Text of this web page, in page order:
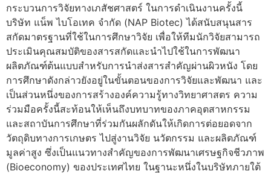
กระบวนการวิจัยทางเภสัชศาสตร์ ในการดำเนินงานครั้งนี้
บริษัท แน็พ ไบโอเทค จำกัด (NAP Biotec) ได้สนับสนุนสาร
สกัดมาตรฐานที่ใช้ในการศึกษาวิจัย เพื่อให้ทีมนักวิจัยสามารถ
ประเมินคุณสมบัติของสารสกัดและนำไปใช้ในการพัฒนา
ผลิตภัณฑ์ต้นแบบสำหรับการนำส่งสารสำคัญผ่านผิวหนัง โดย
การศึกษาดังกล่าวยังอยู่ในขั้นตอนของการวิจัยและพัฒนา และ
เป็นส่วนหนึ่งของการสร้างองค์ความรู้ทางวิทยาศาสตร ความ
ร่วมมือครั้งนี้สะท้อนให้เห็นถึงบทบาทของภาคอุตสาหกรรม
และสถาบันการศึกษาที่ร่วมกันผลักดันให้เกิดการต่อยอดจาก
วัตถุดิบทางการเกษตร ไปสู่งานวิจัย นวัตกรรม และผลิตภัณฑ์
มูลค่าสูง ซึ่งเป็นแนวทางสำคัญของการพัฒนาเศรษฐกิจชีวภาพ
(Bioeconomy) ของประเทศไทย ในฐานะหนึ่งในบริษัทภายใต้